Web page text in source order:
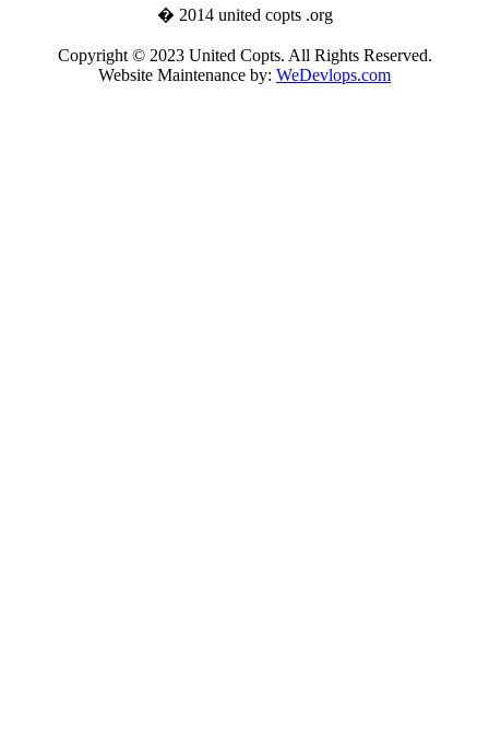
� 2014 united copts .org
Copyright © 2023 United Copts. All Rights Reserved.
Website Maintenance by: WeDevlops.com